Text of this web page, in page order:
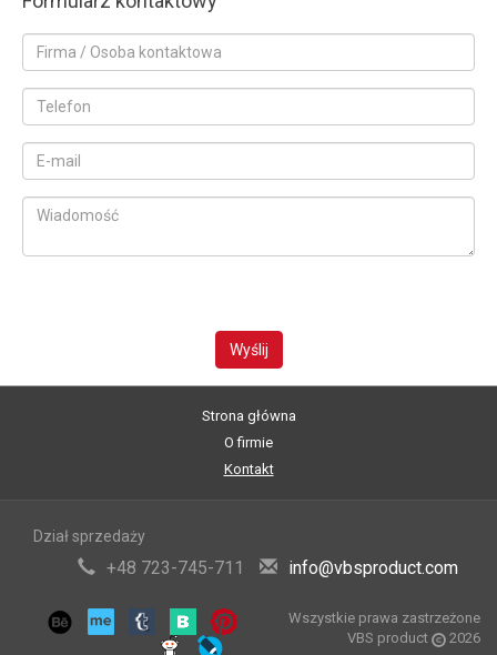
Wyślij
Strona główna
O firmie
Kontakt
Dział sprzedaży
+48 723-745-711 info@vbsproduct.com
Wszystkie prawa zastrzeżone
VBS product
2026